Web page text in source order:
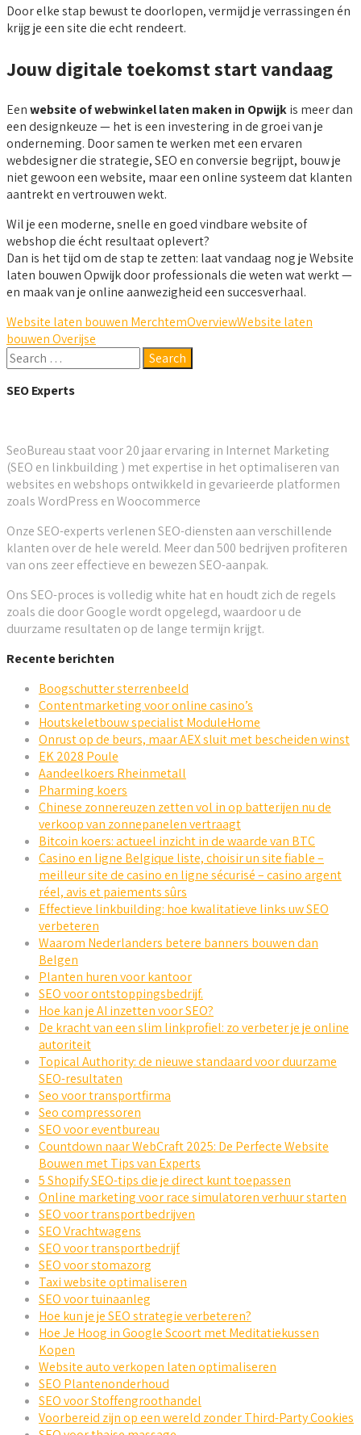
Door elke stap bewust te doorlopen, vermijd je verrassingen én
krijg je een site die echt rendeert.
Jouw digitale toekomst start vandaag
Eenwebsite of webwinkel laten maken in Opwijkis meer dan
een designkeuze — het is een investering in de groei van je
onderneming. Door samen te werken met een ervaren
webdesigner die strategie, SEO en conversie begrijpt, bouw je
niet gewoon een website, maar een online systeem dat klanten
aantrekt en vertrouwen wekt.
Wil je een moderne, snelle en goed vindbare website of
webshop die écht resultaat oplevert?
Dan is het tijd om de stap te zetten: laat vandaag nog je Website
laten bouwen Opwijk door professionals die weten wat werkt —
en maak van je online aanwezigheid een succesverhaal.
Website laten bouwen MerchtemOverviewWebsite laten
bouwen Overijse
SEO Experts
SeoBureau staat voor 20 jaar ervaring in Internet Marketing
(SEO en linkbuilding ) met expertise in het optimaliseren van
websites en webshops ontwikkeld in gevarieerde platformen
zoals WordPress en Woocommerce
Onze SEO-experts verlenen SEO-diensten aan verschillende
klanten over de hele wereld. Meer dan 500 bedrijven profiteren
van ons zeer effectieve en bewezen SEO-aanpak.
Ons SEO-proces is volledig white hat en houdt zich de regels
zoals die door Google wordt opgelegd, waardoor u de
duurzame resultaten op de lange termijn krijgt.
Recente berichten
Boogschutter sterrenbeeld
Contentmarketing voor online casino’s
Houtskeletbouw specialist ModuleHome
Onrust op de beurs, maar AEX sluit met bescheiden winst
EK 2028 Poule
Aandeelkoers Rheinmetall
Pharming koers
Chinese zonnereuzen zetten vol in op batterijen nu de
verkoop van zonnepanelen vertraagt
Bitcoin koers: actueel inzicht in de waarde van BTC
Casino en ligne Belgique liste, choisir un site fiable –
meilleur site de casino en ligne sécurisé – casino argent
réel, avis et paiements sûrs
Effectieve linkbuilding: hoe kwalitatieve links uw SEO
verbeteren
Waarom Nederlanders betere banners bouwen dan
Belgen
Planten huren voor kantoor
SEO voor ontstoppingsbedrijf.
Hoe kan je AI inzetten voor SEO?
De kracht van een slim linkprofiel: zo verbeter je je online
autoriteit
Topical Authority: de nieuwe standaard voor duurzame
SEO-resultaten
Seo voor transportfirma
Seo compressoren
SEO voor eventbureau
Countdown naar WebCraft 2025: De Perfecte Website
Bouwen met Tips van Experts
5 Shopify SEO-tips die je direct kunt toepassen
Online marketing voor race simulatoren verhuur starten
SEO voor transportbedrijven
SEO Vrachtwagens
SEO voor transportbedrijf
SEO voor stomazorg
Taxi website optimaliseren
SEO voor tuinaanleg
Hoe kun je je SEO strategie verbeteren?
Hoe Je Hoog in Google Scoort met Meditatiekussen
Kopen
Website auto verkopen laten optimaliseren
SEO Plantenonderhoud
SEO voor Stoffengroothandel
Voorbereid zijn op een wereld zonder Third-Party Cookies